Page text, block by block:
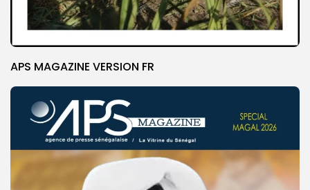
APS MAGAZINE VERSION FR